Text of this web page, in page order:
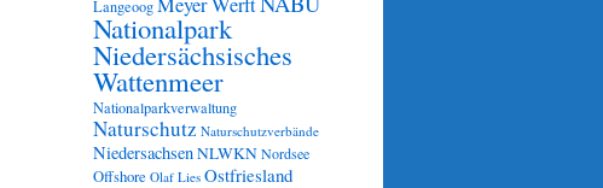
Langeoog
Nationalpark
Niedersächsisches
Wattenmeer
Nationalparkverwaltung
Naturschutz Naturschutzverbände
NiedersachsenNLWKNNordsee
Offshore Olaf Lies Ostfriesland